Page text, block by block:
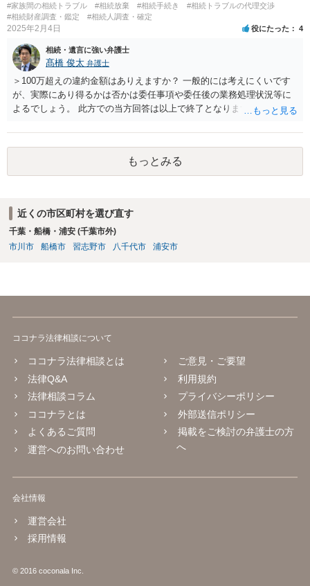
#家族間の相続トラブル #相続放棄 #相続手続き
#相続トラブルの代理交渉
#相続財産調査・鑑定
#相続人調査・確定
2025年2月4日 役にたった 4
相続・遺言に強い弁護士
髙橋 俊太 弁護士
＞100万超えの違約金額はありえますか？ 一般的には考えにくいです
が、実際にあり得るかは否かは委任事項や委任後の業務処理状況等に
よるでしょう。 此方での当方回答は以上で終了となりますが、参考に
もっとみる
近くの市区町村を選び直す
千葉・船橋・浦安 (千葉市外)
市川市
船橋市 習志野市 八千代市 浦安市
ココナラ法律相談について
ココナラ法律相談とは
法律Q&A
法律相談コラム
ココナラとは
よくあるご質問
運営へのお問い合わせ
ご意見・ご要望
利用規約
プライバシーポリシー
外部送信ポリシー
掲載をご検討の弁護士の方
へ
会社情報
運営会社
採用情報
© 2016 coconala Inc.